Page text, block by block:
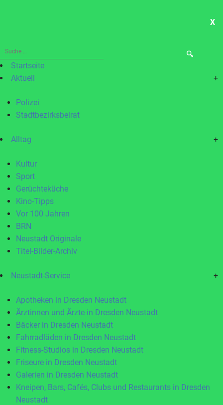
X
Suche
nach:Startseite
Aktuell
+
Polizei
Stadtbezirksbeirat
Alltag +
Kultur
Sport
Gerüchteküche
Kino-Tipps
Vor 100 Jahren
BRN
Neustadt Originale
Titel-Bilder-Archiv
Neustadt-Service +
Apotheken in Dresden Neustadt
Ärztinnen und Ärzte in Dresden Neustadt
Bäcker in Dresden Neustadt
Fahrradläden in Dresden Neustadt
Fitness-Studios in Dresden Neustadt
Friseure in Dresden Neustadt
Galerien in Dresden Neustadt
Kneipen, Bars, Cafés, Clubs und Restaurants in Dresden
Neustadt